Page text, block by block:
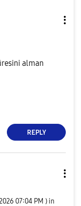
alman
REPLY
07:04 PM ) in